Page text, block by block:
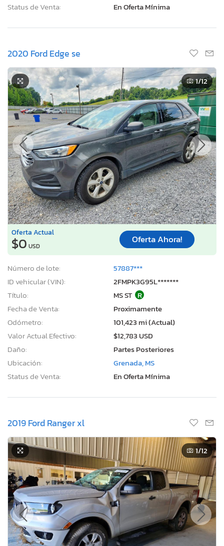
Status de Venta:
En Oferta Mínima
2020 Ford Edge se
1/12
Oferta Actual
$0 USD
Oferta Ahora!
Número de lote:
57887***
ID vehicular (VIN):
2FMPK3G95L*******
Título:
MS ST R
Fecha de Venta:
Proximamente
Odómetro:
101,423 mi (Actual)
Valor Actual Efectivo:
$12,783 USD
Daño:
Partes Posteriores
Ubicación:
Grenada, MS
Status de Venta:
En Oferta Mínima
2019 Ford Ranger xl
1/12